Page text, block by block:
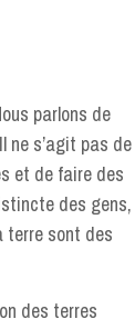
parlons de
ne s’agit pas de
et de faire des
des gens,
terre sont des
des terres